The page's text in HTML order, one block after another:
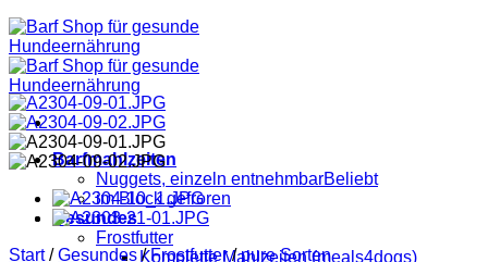
Barfmahlzeiten
Nuggets, einzeln entnehmbar
im Block gefroren
Gesundes
Frostfutter
Komplette Mahlzeiten (meals4dogs)
Start / Gesundes / Frostfutter / pure Sorten